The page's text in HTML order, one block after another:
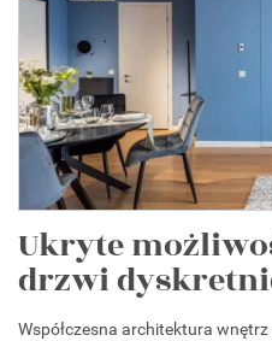
Ukryte
drzwi
Współczesna architektura